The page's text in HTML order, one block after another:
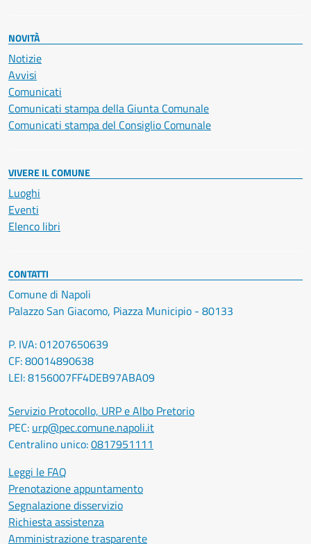
NOVITÀ
Notizie
Avvisi
Comunicati
Comunicati stampa della Giunta Comunale
Comunicati stampa del Consiglio Comunale
VIVERE IL COMUNE
Luoghi
Eventi
Elenco libri
CONTATTI
Comune di Napoli
Palazzo San Giacomo, Piazza Municipio - 80133
P. IVA: 01207650639
CF: 80014890638
LEI: 8156007FF4DEB97ABA09
Servizio Protocollo, URP e Albo Pretorio
PEC: urp@pec.comune.napoli.it
Centralino unico:0817951111
Leggi le FAQ
Prenotazione appuntamento
Segnalazione disservizio
Richiesta assistenza
Amministrazione trasparente